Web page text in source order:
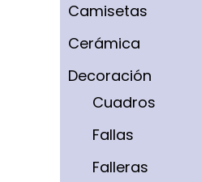
Camisetas
Cerámica
Decoración
Cuadros
Fallas
Falleras